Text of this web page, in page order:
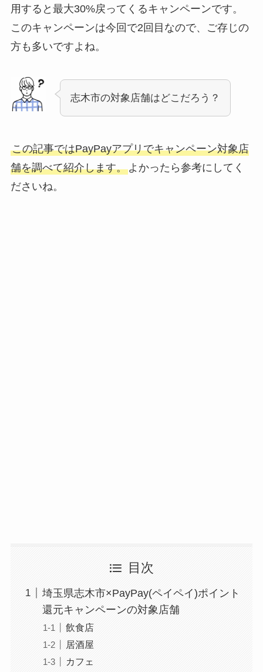
用すると最大30%戻ってくるキャンペーンです。
このキャンペーンは今回で2回目なので、ご存じの
方も多いですよね。
志木市の対象店舗はどこだろう？
この記事ではPayPayアプリでキャンペーン対象店
舗を調べて紹介します。よかったら参考にしてく
ださいね。
目次
埼玉県志木市×PayPay(ペイペイ)ポイント
還元キャンペーンの対象店舗
飲食店
居酒屋
カフェ